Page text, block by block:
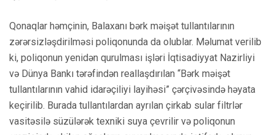
Qonaqlar həmçinin, Balaxanı bərk məişət tullantılarının
zərərsizləşdirilməsi poliqonunda da olublar. Məlumat verilib
ki, poliqonun yenidən qurulması işləri İqtisadiyyat Nazirliyi
və Dünya Bankı tərəfindən reallaşdırılan “Bərk məişət
tullantılarının vahid idarəçiliyi layihəsi” çərçivəsində həyata
keçirilib. Burada tullantılardan ayrılan çirkab sular filtrlər
vasitəsilə süzülərək texniki suya çevrilir və poliqonun